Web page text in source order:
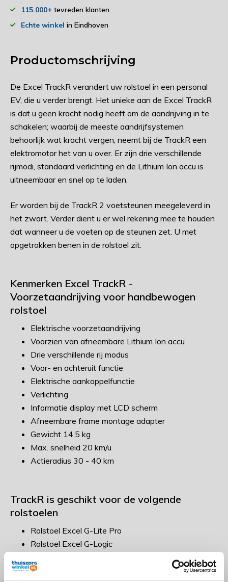
115.000+ tevreden klanten
Echte winkel in Eindhoven
Productomschrijving
De Excel TrackR verandert uw rolstoel in een personal
EV, die u verder brengt. Het unieke aan de Excel TrackR
is dat u geen kracht nodig heeft om de aandrijving in te
schakelen; waarbij de meeste aandrijfsystemen
behoorlijk wat kracht vergen, neemt bij de TrackR een
elektromotor het van u over. Er zijn drie verschillende
rijmodi, standaard verlichting en de Lithium Ion accu is
uitneembaar en snel op te laden.
Er worden bij de TrackR 2 voetsteunen meegeleverd in
het zwart. Verder dient u er wel rekening mee te houden
dat wanneer u de voeten op de steunen zet. U met
opgetrokken benen in de rolstoel zit.
Kenmerken Excel TrackR -
Voorzetaandrijving voor handbewogen
rolstoel
Elektrische voorzetaandrijving
Voorzien van afneembare Lithium Ion accu
Drie verschillende rij modus
Voor- en achteruit functie
Elektrische aankoppelfunctie
Verlichting
Informatie display met LCD scherm
Afneembare frame montage adapter
Gewicht 14,5 kg
Max. snelheid 20 km/u
Actieradius 30 - 40 km
TrackR is geschikt voor de volgende
rolstoelen
Rolstoel Excel G-Lite Pro
Rolstoel Excel G-Logic